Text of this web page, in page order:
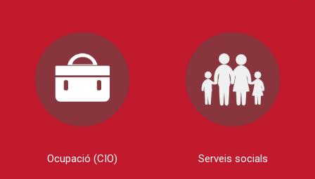
Ocupació (CIO) Serveis socials